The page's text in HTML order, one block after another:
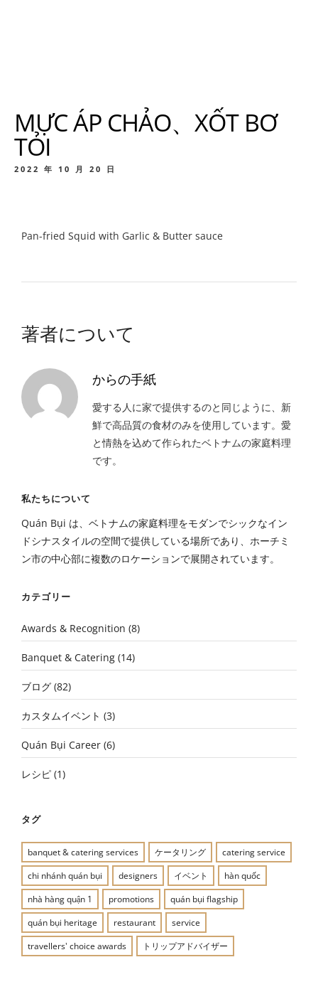
MỰC ÁP CHẢO、XỐT BƠ
TỎI
2022 年 10 月 20 日
Pan-fried Squid with Garlic & Butter sauce
著者について
からの手紙
愛する人に家で提供するのと同じように、新
鮮で高品質の食材のみを使用しています。愛
と情熱を込めて作られたベトナムの家庭料理
です。
私たちについて
Quán Bụi は、ベトナムの家庭料理をモダンでシックなイン
ドシナスタイルの空間で提供している場所であり、ホーチミ
ン市の中心部に複数のロケーションで展開されています。
カテゴリー
Awards & Recognition (8)
Banquet & Catering (14)
ブログ (82)
カスタムイベント (3)
Quán Bụi Career (6)
レシピ (1)
タグ
banquet & catering services ケータリング
catering service
chi nhánh quán bụi
designers イベント
hàn quốc
nhà hàng quận 1
promotions
quán bụi flagship
quán bụi heritage
restaurant
service
travellers' choice awards
トリップアドバイザー